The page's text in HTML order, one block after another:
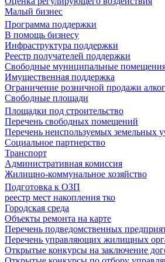
Малый бизнес
Программа поддержки
В помощь бизнесу
Инфраструктура поддержки
Реестр получателей поддержки
Свободные муниципальные
Имущественная поддержка
Ограничение розничной продажи
Свободные площади
Площадки под строительство
Перечень свободных помещений
Перечень неиспользуемых земельных
Социальное партнерство
Транспорт
Административная комиссия
Жилищно-коммунальное хозяйство
Подготовка к ОЗП
реестр мест накопления тко
Городская среда
Объекты ремонта на карте
Перечень подведомственных
Перечень управляющих жилищных
Открытые конкурсы на заключение